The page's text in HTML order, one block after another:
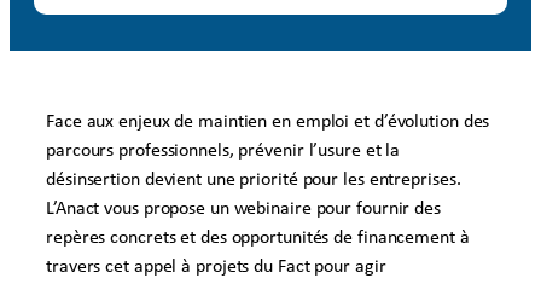
Face aux enjeux de maintien en emploi et d’évolution des
parcours professionnels, prévenir l’usure et la
désinsertion devient une priorité pour les entreprises.
L’Anact vous propose un webinaire pour fournir des
repères concrets et des opportunités de financement à
travers cet appel à projets du Fact pour agir